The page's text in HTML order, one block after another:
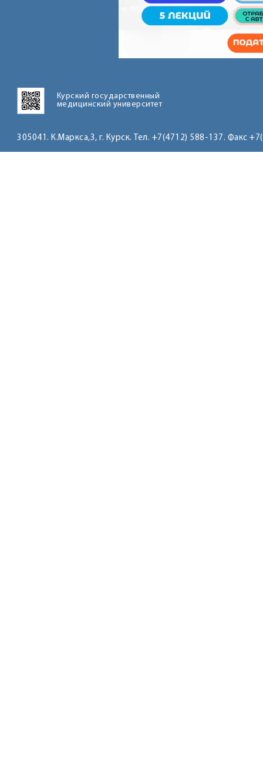
Курский государственный
медицинский университет
305041. К.Маркса,3, г. Курск. Тел. +7(4712) 588-137. Факс